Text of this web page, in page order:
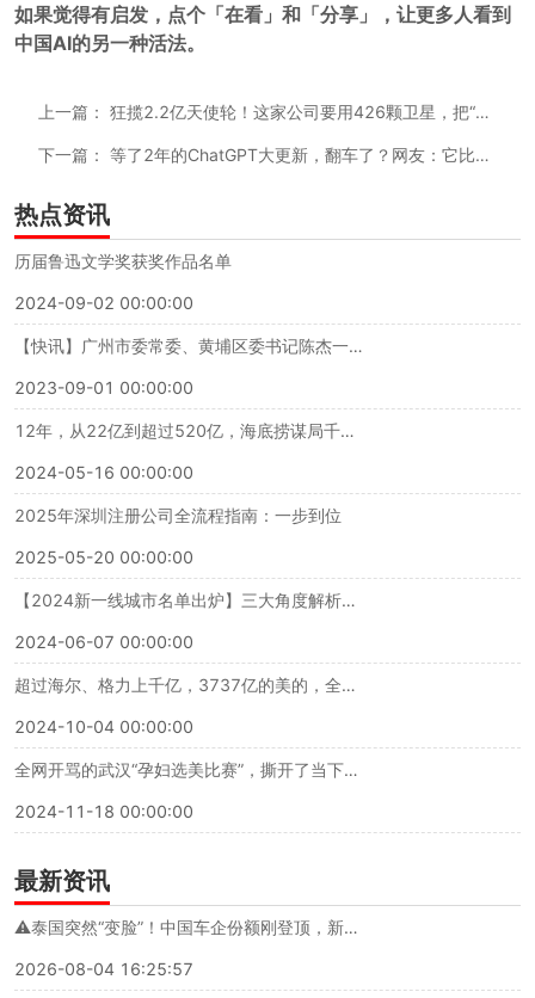
如果觉得有启发，点个「在看」和「分享」，让更多人看到
中国AI的另一种活法。
上一篇： 狂揽2.2亿天使轮！这家公司要用426颗卫星，把“拍照片”变成“给答案”
下一篇： 等了2年的ChatGPT大更新，翻车了？网友：它比我还话多！
热点资讯
历届鲁迅文学奖获奖作品名单
2024-09-02 00:00:00
【快讯】广州市委常委、黄埔区委书记陈杰一行调研蜜蜂科技BEEPLUS
2023-09-01 00:00:00
12年，从22亿到超过520亿，海底捞谋局千亿背后的战略解码
2024-05-16 00:00:00
2025年深圳注册公司全流程指南：一步到位
2025-05-20 00:00:00
【2024新一线城市名单出炉】三大角度解析《新一线城市魅力排行榜》榜单
2024-06-07 00:00:00
超过海尔、格力上千亿，3737亿的美的，全球第一背后的战略解码（万字深度长文）
2024-10-04 00:00:00
全网开骂的武汉“孕妇选美比赛”，撕开了当下社会最离谱的一幕
2024-11-18 00:00:00
最新资讯
⚠️泰国突然“变脸”！中国车企份额刚登顶，新规就连环落地，出海模式要彻底洗牌？
2026-08-04 16:25:57